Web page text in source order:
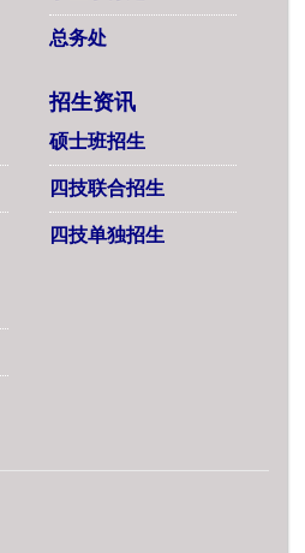
总务处
招生资讯
硕士班招生
四技联合招生
四技单独招生